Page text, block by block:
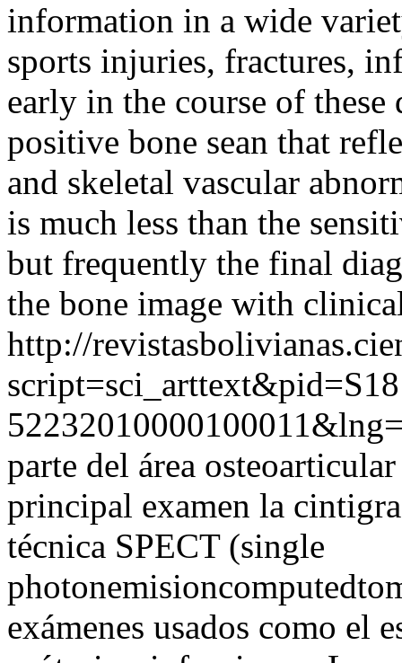
information in a wide
sports injuries, fractures,
early in the course of these
positive bone sean that
and skeletal vascular
is much less than the
but frequently the final
the bone image with
http://
parte del área
principal examen la
técnica SPECT (single
exámenes usados como el